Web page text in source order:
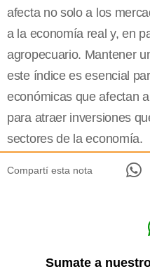
afecta no solo a los
a la economía real y, en
agropecuario. Mantener
este índice es esencial
económicas que afectan
para atraer inversiones
sectores de la economía.
Compartí esta nota
Sumate a